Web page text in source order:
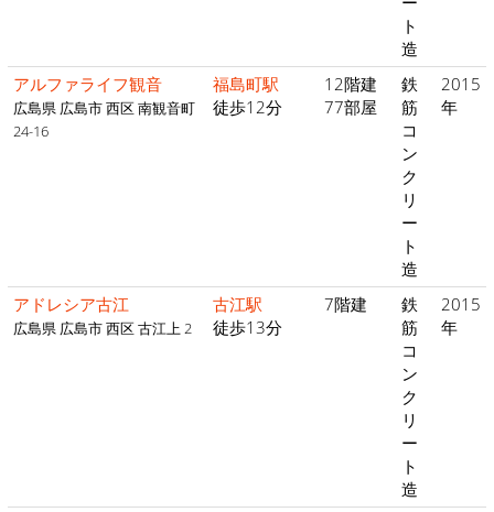
ト
造
アルファライフ観音
広島県 広島市 西区 南観音町
24-16
福島町駅
徒歩12分
12階建
77部屋
鉄
筋
コ
ン
ク
リ
ー
ト
造
2015
年
アドレシア古江
広島県 広島市 西区 古江上 2
古江駅
徒歩13分
7階建
鉄
筋
コ
ン
ク
リ
ー
ト
造
2015
年